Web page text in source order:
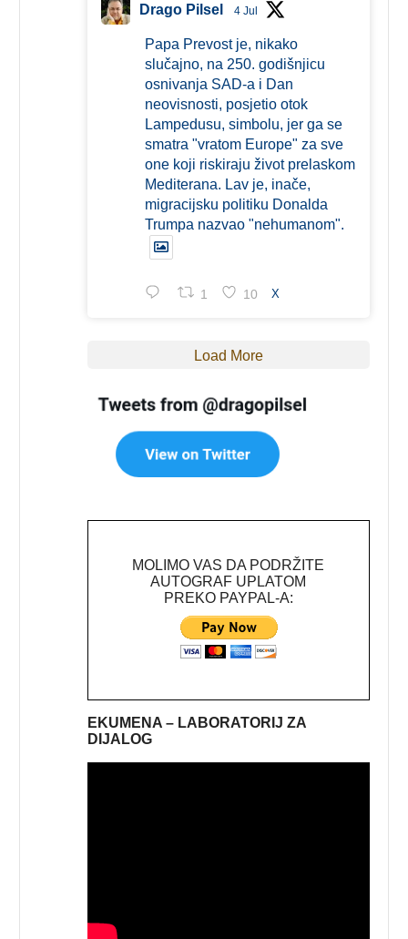
Drago Pilsel 4 Jul
Papa Prevost je, nikako
slučajno, na 250. godišnjicu
osnivanja SAD-a i Dan
neovisnosti, posjetio otok
Lampedusu, simbolu, jer ga se
smatra "vratom Europe" za sve
one koji riskiraju život prelaskom
Mediterana. Lav je, inače,
migracijsku politiku Donalda
Trumpa nazvao "nehumanom".
1 10 X
Load More
MOLIMO VAS DA PODRŽITE
AUTOGRAF UPLATOM
PREKO PAYPAL-A:
EKUMENA – LABORATORIJ ZA
DIJALOG